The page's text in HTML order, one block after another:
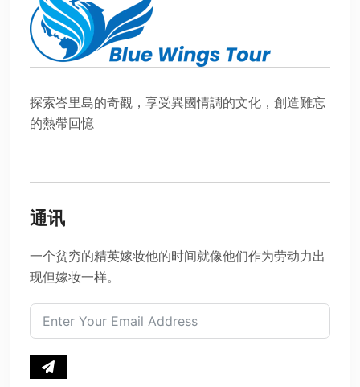
探索峇里島的奇觀，享受異國情調的文化，創造難忘
的熱帶回憶
通讯
一个贫穷的精英嫁妆他的时间就像他们作为劳动力出
现但嫁妆一样。